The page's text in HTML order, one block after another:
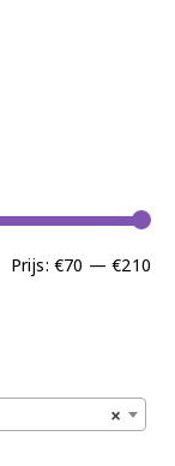
Prijs: €70 —€210
×